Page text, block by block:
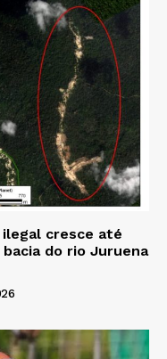
ilegal cresce até
do rio Juruena